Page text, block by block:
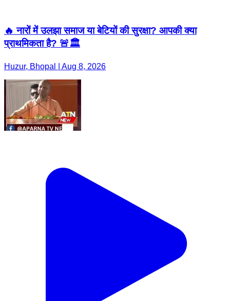
🔥 नारों में उलझा समाज या बेटियों की सुरक्षा? आपकी क्या
प्राथमिकता है? 🚨🏛️
Huzur, Bhopal | Aug 8, 2026